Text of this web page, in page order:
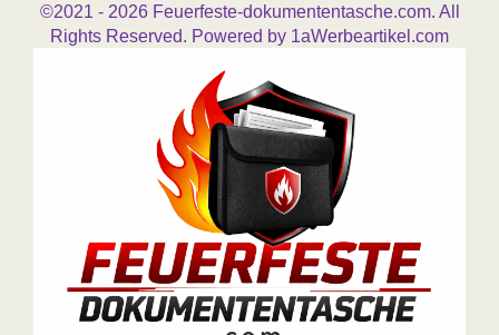
©2021 - 2026 Feuerfeste-dokumententasche.com. All
Rights Reserved. Powered by 1aWerbeartikel.com